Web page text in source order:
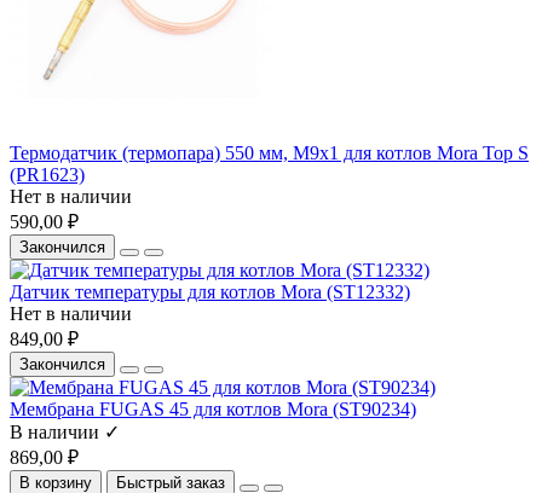
Термодатчик (термопара) 550 мм, М9х1 для котлов Mora Top S
(PR1623)
Нет в наличии
590,00 ₽
Закончился
Датчик температуры для котлов Mora (ST12332)
Нет в наличии
849,00 ₽
Закончился
Мембрана FUGAS 45 для котлов Mora (ST90234)
В наличии ✓
869,00 ₽
В корзину Быстрый заказ